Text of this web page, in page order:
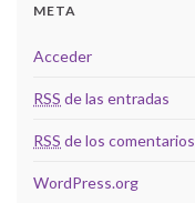
META
Acceder
RSS de las entradas
RSS de los comentarios
WordPress.org